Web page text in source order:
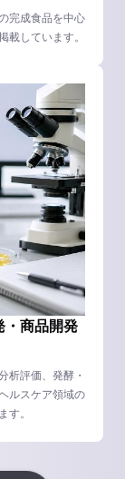
完成食品を中心
載しています。
・商品開発
析評価、発酵・
ルスケア領域の
す。